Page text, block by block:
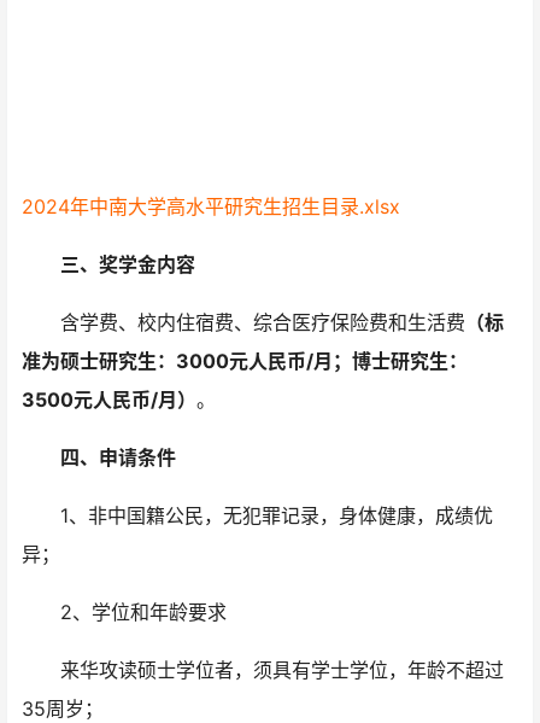
2024年中南大学高水平研究生招生目录.xlsx
三、奖学金内容
含学费、校内住宿费、综合医疗保险费和生活费 （标
准为硕士研究生：3000元人民币/月；博士研究生：
3500元人民币/月） 。
四、申请条件
1、非中国籍公民，无犯罪记录，身体健康，成绩优
异；
2、学位和年龄要求
来华攻读硕士学位者，须具有学士学位，年龄不超过
35周岁；